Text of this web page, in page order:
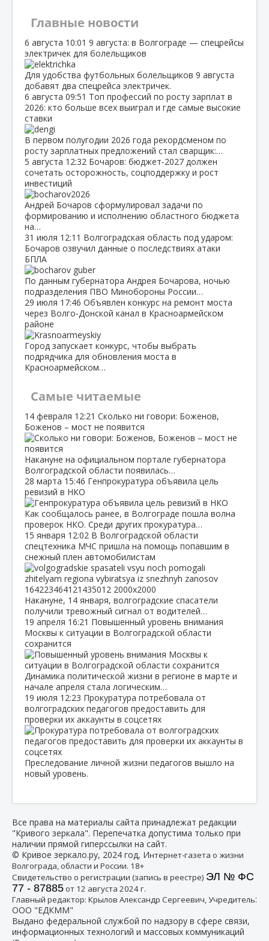
Главные новости
6 августа 10:01 9 августа: в Волгограде — спецрейсы
электричек для болельщиков
Для удобства футбольных болельщиков 9 августа
добавят два спецрейса электричек.
6 августа 09:51 Топ профессий по росту зарплат в
2026: кто больше всех выиграл и где самые высокие
ставки
В первом полугодии 2026 года рекордсменом по
росту зарплатных предложений стал сварщик:…
5 августа 12:32 Бочаров: бюджет‑2027 должен
сочетать осторожность, соцподдержку и рост
инвестиций
Андрей Бочаров сформулировал задачи по
формированию и исполнению областного бюджета
на…
31 июля 12:11 Волгоградская область под ударом:
Бочаров озвучил данные о последствиях атаки
БПЛА
По данным губернатора Андрея Бочарова, ночью
подразделения ПВО Минобороны России…
29 июля 17:46 Объявлен конкурс на ремонт моста
через Волго‑Донской канал в Красноармейском
районе
Город запускает конкурс, чтобы выбрать
подрядчика для обновления моста в
Красноармейском…
Самые читаемые
14 февраля 12:21 Сколько ни говори: Боженов,
Боженов – мост не появится
Накануне на официальном портале губернатора
Волгоградской области появилась…
28 марта 15:46 Генпрокуратура объявила цель
ревизий в НКО
Как сообщалось ранее, в Волгограде пошла волна
проверок НКО. Среди других прокуратура…
15 января 12:02 В Волгоградской области
спецтехника МЧС пришла на помощь попавшим в
снежный плен автомобилистам
Накануне, 14 января, волгоградские спасатели
получили тревожный сигнал от водителей…
19 апреля 16:21 Повышенный уровень внимания
Москвы к ситуации в Волгоградской области
сохранится
Динамика политической жизни в регионе в марте и
начале апреля стала логическим…
19 июля 12:23 Прокуратура потребовала от
волгоградских педагогов предоставить для
проверки их аккаунты в соцсетях
Преследование личной жизни педагогов вышло на
новый уровень.
Все права на материалы сайта принадлежат редакции
"Кривого зеркала". Перепечатка допустима только при
наличии прямой гиперссылки на сайт.
© Кривое зеркало.ру, 2024 год, Интернет-газета о жизни
Волгограда, области и России. 18+
Свидетельство о регистрации (запись в реестре) ЭЛ № ФС
77 - 87885от 12 августа 2024 г.
Главный редактор: Крылов Александр Сергеевич, Учредитель:
ООО "ЕДКММ"
Выдано федеральной службой по надзору в сфере связи,
информационных технологий и массовых коммуникаций